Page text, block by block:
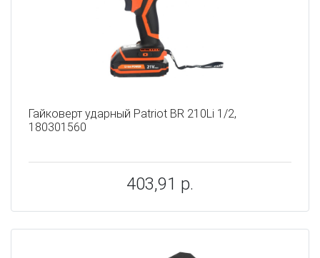
Гайковерт ударный Patriot BR 210Li 1/2,
180301560
403,91 р.